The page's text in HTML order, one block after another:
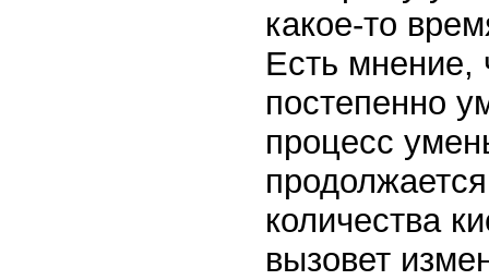
какое-то
Есть мнение,
постепенно
процесс
количества
вызовет